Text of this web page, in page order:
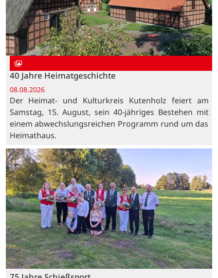
40 Jahre Heimatgeschichte
08.08.2026
Der Heimat- und Kulturkreis Kutenholz feiert am
Samstag, 15. August, sein 40-jähriges Bestehen mit
einem abwechslungsreichen Programm rund um das
Heimathaus.